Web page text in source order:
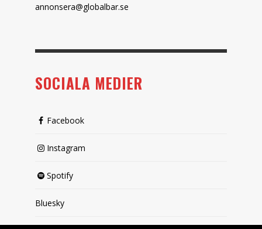
annonsera@globalbar.se
SOCIALA MEDIER
Facebook
Instagram
Spotify
Bluesky